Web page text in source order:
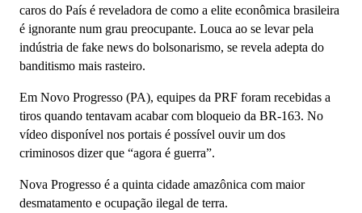
caros do País é reveladora de como a elite econômica brasileira
é ignorante num grau preocupante. Louca ao se levar pela
indústria de fake news do bolsonarismo, se revela adepta do
banditismo mais rasteiro.
Em Novo Progresso (PA), equipes da PRF foram recebidas a
tiros quando tentavam acabar com bloqueio da BR-163. No
vídeo disponível nos portais é possível ouvir um dos
criminosos dizer que “agora é guerra”.
Nova Progresso é a quinta cidade amazônica com maior
desmatamento e ocupação ilegal de terra.